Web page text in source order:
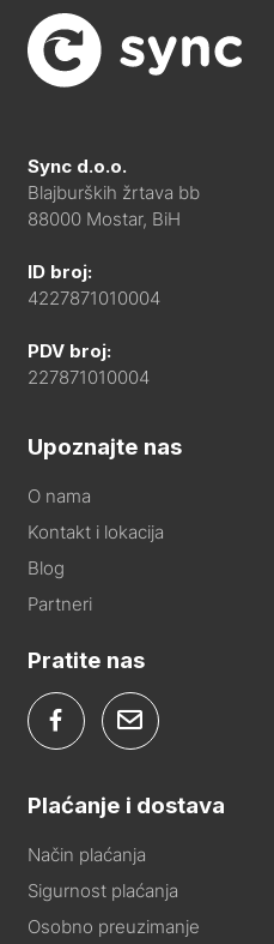
Sync d.o.o.
Blajburških žrtava bb
88000 Mostar, BiH
ID broj:
4227871010004
PDV broj:
227871010004
Upoznajte nas
O nama
Kontakt i lokacija
Blog
Partneri
Pratite nas
Plaćanje i dostava
Način plaćanja
Sigurnost plaćanja
Osobno preuzimanje